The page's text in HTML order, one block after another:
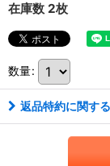
在庫数 2枚
数量:
返品特約に関す